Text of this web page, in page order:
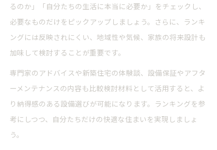
るのか」「自分たちの生活に本当に必要か」をチェックし、
必要なものだけをピックアップしましょう。さらに、ランキ
ングには反映されにくい、地域性や気候、家族の将来設計も
加味して検討することが重要です。
専門家のアドバイスや新築住宅の体験談、設備保証やアフタ
ーメンテナンスの内容も比較検討材料として活用すると、よ
り納得感のある設備選びが可能になります。ランキングを参
考にしつつ、自分たちだけの快適な住まいを実現しましょ
う。